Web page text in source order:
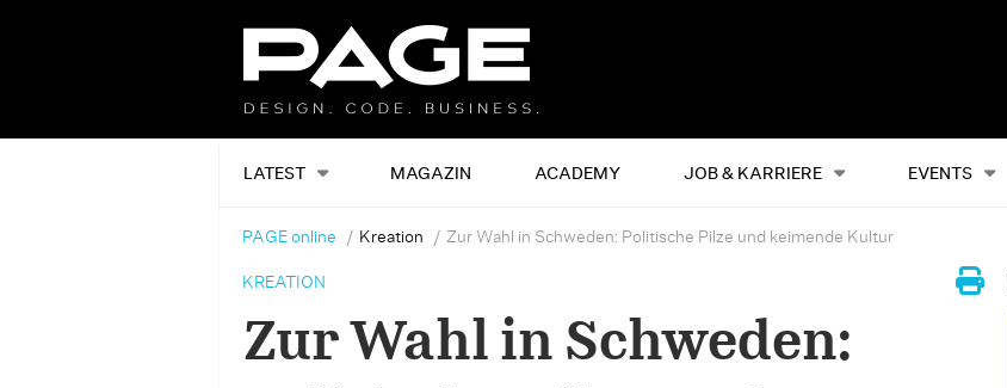
LATEST MAGAZIN ACADEMY JOB & KARRIERE EVENTS
Alles Events
PAGE online Kreation Zur Wahl in Schweden: Politische Pilze und keimende Kultur
KREATION
Zur Wahl in Schweden: